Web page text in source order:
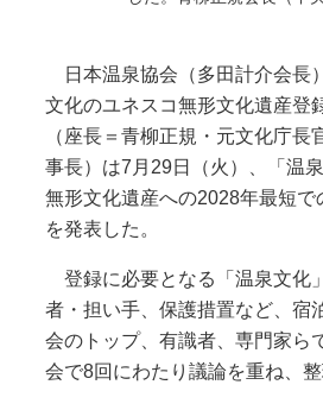
日本温泉協会（多田計介会長
文化のユネスコ無形文化遺産登
（座長＝青柳正規・元文化庁長
事長）は7月29日（火）、「温
無形文化遺産への2028年最短で
を発表した。
登録に必要となる「温泉文化
者・担い手、保護措置など、宿
会のトップ、有識者、専門家ら
会で8回にわたり議論を重ね、整